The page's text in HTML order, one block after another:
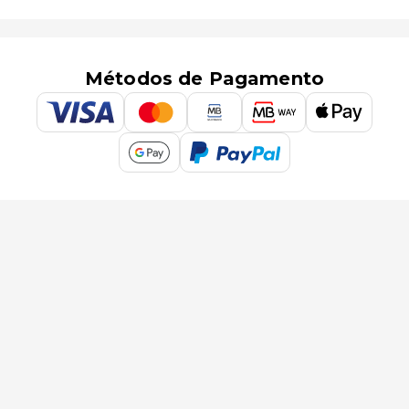
Métodos de Pagamento